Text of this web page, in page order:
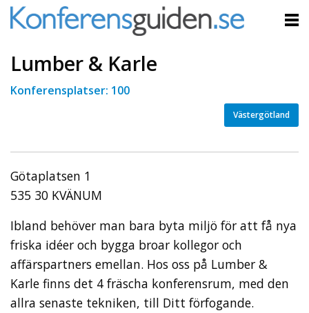
Lumber & Karle
Konferensplatser: 100
Västergötland
Götaplatsen 1
535 30 KVÄNUM
Ibland behöver man bara byta miljö för att få nya
friska idéer och bygga broar kollegor och
affärspartners emellan. Hos oss på Lumber &
Karle finns det 4 fräscha konferensrum, med den
allra senaste tekniken, till Ditt förfogande.